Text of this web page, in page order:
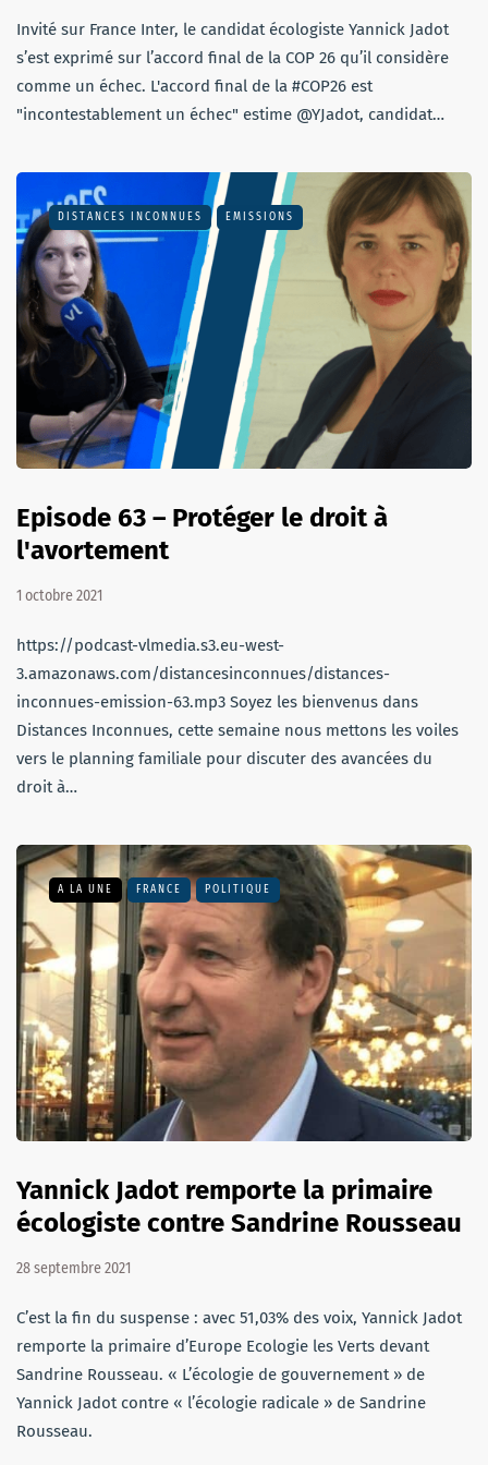
Invité sur France Inter, le candidat écologiste Yannick Jadot
s’est exprimé sur l’accord final de la COP 26 qu’il considère
comme un échec. L'accord final de la #COP26 est
"incontestablement un échec" estime @YJadot, candidat…
DISTANCES INCONNUES EMISSIONS
Episode 63 – Protéger le droit à
l'avortement
1 octobre 2021
https://podcast-vlmedia.s3.eu-west-
3.amazonaws.com/distancesinconnues/distances-
inconnues-emission-63.mp3 Soyez les bienvenus dans
Distances Inconnues, cette semaine nous mettons les voiles
vers le planning familiale pour discuter des avancées du
droit à…
A LA UNE FRANCE POLITIQUE
Yannick Jadot remporte la primaire
écologiste contre Sandrine Rousseau
28 septembre 2021
C’est la fin du suspense : avec 51,03% des voix, Yannick Jadot
remporte la primaire d’Europe Ecologie les Verts devant
Sandrine Rousseau. « L’écologie de gouvernement » de
Yannick Jadot contre « l’écologie radicale » de Sandrine
Rousseau.